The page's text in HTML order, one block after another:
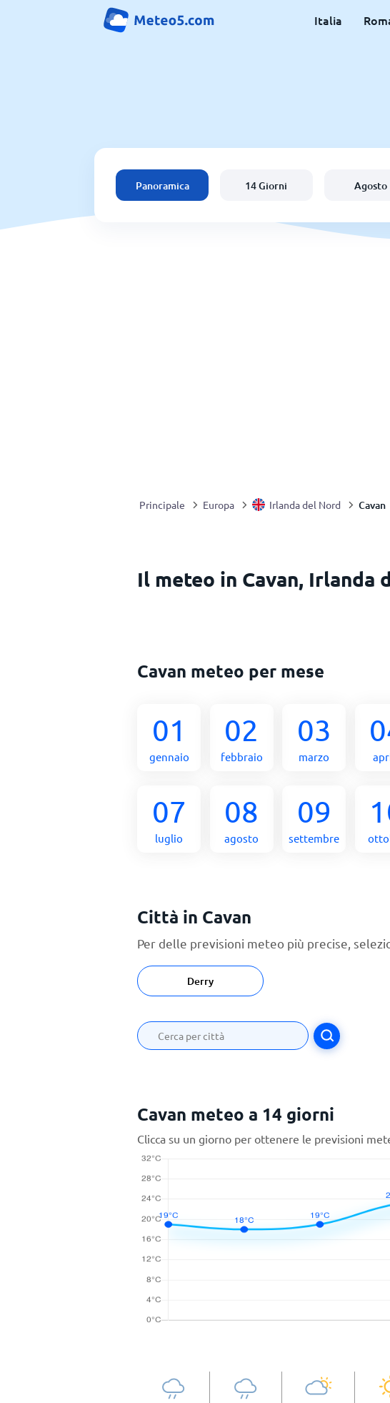
Italia
Panoramica 14 Giorni Agosto
Principale Europa Irlanda del Nord Cavan
Il meteo in Cavan, Irlanda
Cavan meteo per mese
01
gennaio
02
febbraio
03
marzo
07
luglio
08
agosto
09
settembre
Città in Cavan
Per delle previsioni meteo più precise,
Derry
Cavan meteo a 14 giorni
Clicca su un giorno per ottenere le previsioni